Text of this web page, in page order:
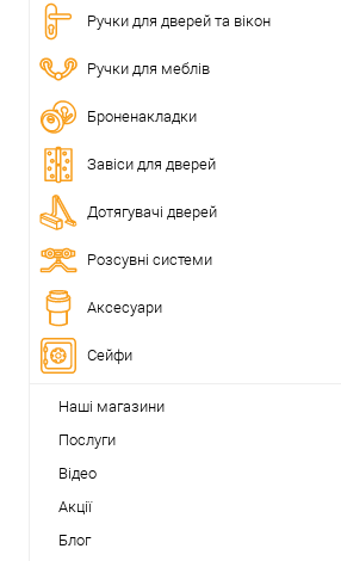
Ручки для дверей та вікон
Ручки для меблів
Броненакладки
Завіси для дверей
Дотягувачі дверей
Розсувні системи
Аксесуари
Сейфи
Наші магазини
Послуги
Відео
Акції
Блог